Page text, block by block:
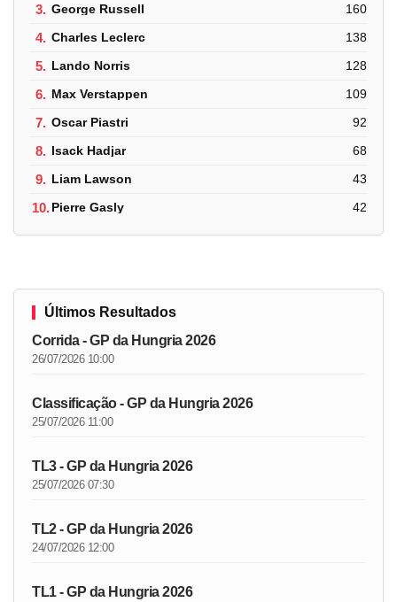
3. George Russell 160
4. Charles Leclerc 138
5. Lando Norris 128
6. Max Verstappen 109
7. Oscar Piastri 92
8. Isack Hadjar 68
9. Liam Lawson 43
10.Pierre Gasly 42
Últimos Resultados
Corrida - GP da Hungria 2026
26/07/2026 10:00
Classificação - GP da Hungria 2026
25/07/2026 11:00
TL3 - GP da Hungria 2026
25/07/2026 07:30
TL2 - GP da Hungria 2026
24/07/2026 12:00
TL1 - GP da Hungria 2026